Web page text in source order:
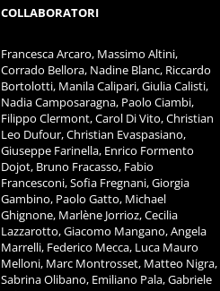
COLLABORATORI
Francesca Arcaro, Massimo Altini,
Corrado Bellora, Nadine Blanc, Riccardo
Bortolotti, Manila Calipari, Giulia Calisti,
Nadia Camposaragna, Paolo Ciambi,
Filippo Clermont, Carol Di Vito, Christian
Leo Dufour, Christian Evaspasiano,
Giuseppe Farinella, Enrico Formento
Dojot, Bruno Fracasso, Fabio
Francesconi, Sofia Fregnani, Giorgia
Gambino, Paolo Gatto, Michael
Ghignone, Marlène Jorrioz, Cecilia
Lazzarotto, Giacomo Mangano, Angela
Marrelli, Federico Mecca, Luca Mauro
Melloni, Marc Montrosset, Matteo Nigra,
Sabrina Olibano, Emiliano Pala, Gabriele